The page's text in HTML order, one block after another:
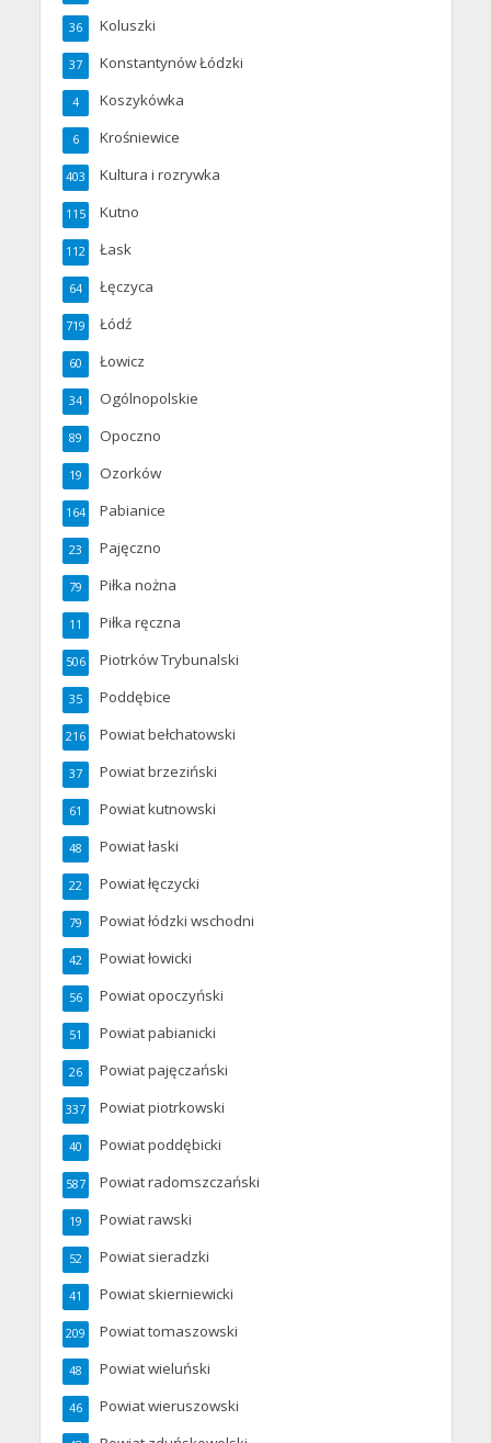
Koluszki
36
Konstantynów Łódzki
37
Koszykówka
4
Krośniewice
6
Kultura i rozrywka
403
Kutno
115
Łask
112
Łęczyca
64
Łódź
719
Łowicz
60
Ogólnopolskie
34
Opoczno
89
Ozorków
19
Pabianice
164
Pajęczno
23
Piłka nożna
79
Piłka ręczna
11
Piotrków Trybunalski
506
Poddębice
35
Powiat bełchatowski
216
Powiat brzeziński
37
Powiat kutnowski
61
Powiat łaski
48
Powiat łęczycki
22
Powiat łódzki wschodni
79
Powiat łowicki
42
Powiat opoczyński
56
Powiat pabianicki
51
Powiat pajęczański
26
Powiat piotrkowski
337
Powiat poddębicki
40
Powiat radomszczański
587
Powiat rawski
19
Powiat sieradzki
52
Powiat skierniewicki
41
Powiat tomaszowski
209
Powiat wieluński
48
Powiat wieruszowski
46